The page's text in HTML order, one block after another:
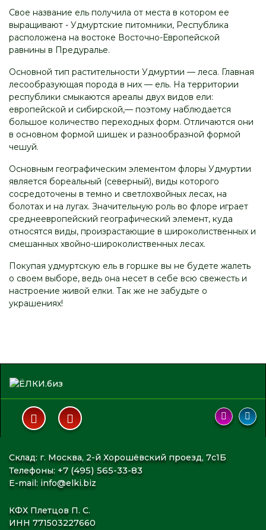
Свое название ель получила от места в котором ее
выращивают - Удмуртские питомники, Республика
расположена на востоке Восточно-Европейской
равнины в Предуралье.
Основной тип растительности Удмуртии — леса. Главная
лесообразующая порода в них — ель. На территории
республики смыкаются ареалы двух видов ели:
европейской и сибирской,— поэтому наблюдается
большое количество переходных форм. Отличаются они
в основном формой шишек и разнообразной формой
чешуй.
Основным географическим элементом флоры Удмуртии
является бореальный (северный), виды которого
сосредоточены в темно и светлохвойных лесах, на
болотах и на лугах. Значительную роль во флоре играет
среднеевропейский географический элемент, куда
относятся виды, произрастающие в широколиственных и
смешанных хвойно-широколиственных лесах.
Покупая удмуртскую ель в горшке вы не будете жалеть
о своем выборе, ведь она несет в себе всю свежесть и
настроение живой елки. Так же не забудьте о
украшениях!
Склад: г. Москва, 2-й Хорошёвский проезд, 7с1Б
Телефоны: +7 (495) 565-33-83
E-mail: info@elki.biz
КФХ Плетцов П. С.
ИНН 771503227660